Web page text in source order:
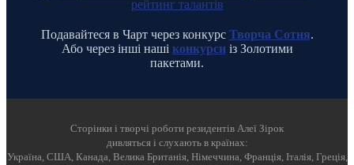
Подавайтеся в Чарт через конкурс Творча Сотня.
Або через інші наші конкурсиіз Золотими
пакетами.
Cторінки і творчі роботи резидентів Алеї Зірок
дивляться і слухають в країнах:
Україна, США, Канада, Велика Британія, Німеччина, Франція, Італія, Греція,